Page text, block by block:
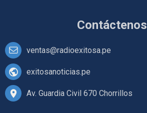
Contáctenos
ventas@radioexitosa.pe
exitosanoticias.pe
Av. Guardia Civil 670 Chorrillos